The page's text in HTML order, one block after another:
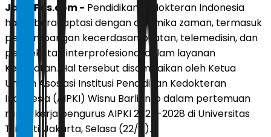
JawaPos.com - Pendidikan kedokteran Indonesia
harus beradaptasi dengan dinamika zaman, termasuk
perkembangan kecerdasan buatan, telemedisin, dan
pendekatan interprofesional dalam layanan
Kesehatan. Hal tersebut disampaikan oleh Ketua
Umum Asosiasi Institusi Pendidikan Kedokteran
Indonesia (AIPKI) Wisnu Barlianto dalam pertemuan
rapat kerja pengurus AIPKI 2025-2028 di Universitas
Trisakti, Jakarta, Selasa (22/7).